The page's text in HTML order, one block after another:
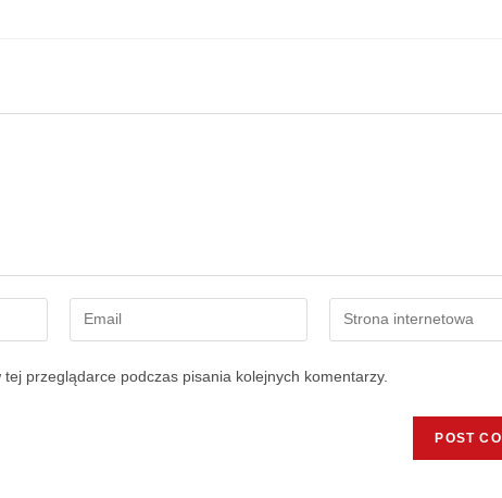
przeglądarce podczas pisania kolejnych komentarzy.